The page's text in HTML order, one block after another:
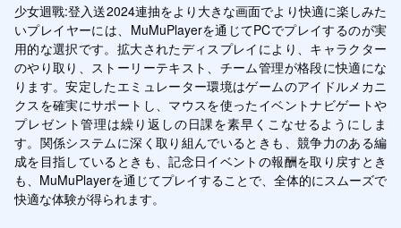
少女迴戰:登入送2024連抽をより大きな画面でより快適に楽しみた
いプレイヤーには、MuMuPlayerを通じてPCでプレイするのが実
用的な選択です。拡大されたディスプレイにより、キャラクター
のやり取り、ストーリーテキスト、チーム管理が格段に快適にな
ります。安定したエミュレーター環境はゲームのアイドルメカニ
クスを確実にサポートし、マウスを使ったイベントナビゲートや
プレゼント管理は繰り返しの日課を素早くこなせるようにしま
す。関係システムに深く取り組んでいるときも、競争力のある編
成を目指しているときも、記念日イベントの報酬を取り戻すとき
も、MuMuPlayerを通じてプレイすることで、全体的にスムーズで
快適な体験が得られます。